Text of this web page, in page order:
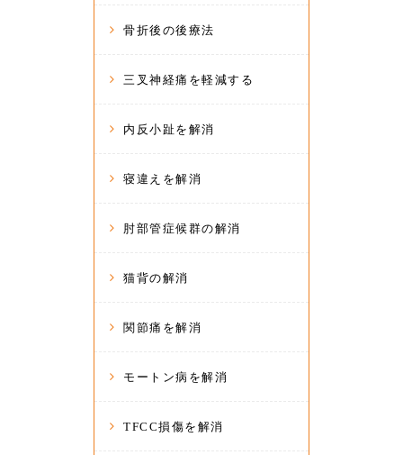
骨折後の後療法
三叉神経痛を軽減する
内反小趾を解消
寝違えを解消
肘部管症候群の解消
猫背の解消
関節痛を解消
モートン病を解消
TFCC損傷を解消